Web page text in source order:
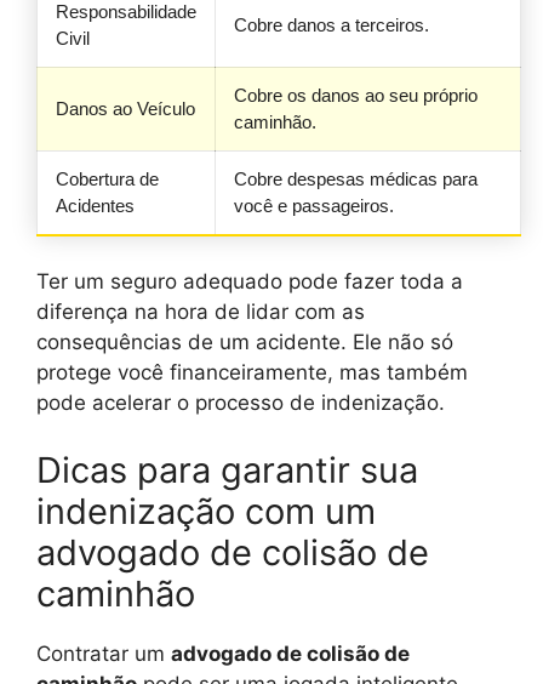
Responsabilidade
Civil
Cobre danos a terceiros.
Danos ao Veículo
Cobre os danos ao seu próprio
caminhão.
Cobertura de
Acidentes
Cobre despesas médicas para
você e passageiros.
Ter um seguro adequado pode fazer toda a
diferença na hora de lidar com as
consequências de um acidente. Ele não só
protege você financeiramente, mas também
pode acelerar o processo de indenização.
Dicas para garantir sua
indenização com um
advogado de colisão de
caminhão
Contratar um advogado de colisão de